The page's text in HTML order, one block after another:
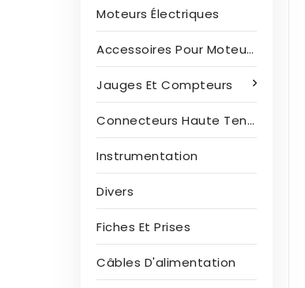
Moteurs Électriques
Accessoires Pour Moteurs Électriques
Jauges Et Compteurs
Connecteurs Haute Tension
Instrumentation
Divers
Fiches Et Prises
Câbles D'alimentation